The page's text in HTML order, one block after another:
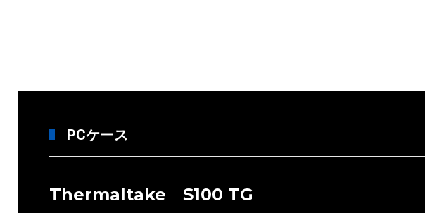
PCケース
Thermaltake S100 TG